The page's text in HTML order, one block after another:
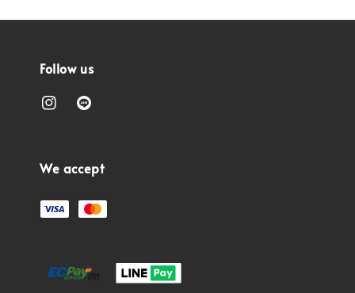
Follow us
We accept